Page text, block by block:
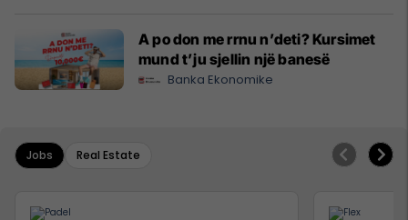
A po don me rrnu n’deti? Kursimet
mund t’ju sjellin një banesë
Banka Ekonomike
Jobs Real Estate